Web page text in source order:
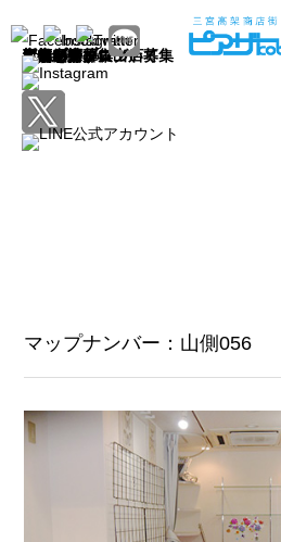
トップ
お知らせ
お店を探す
新店舗
店舗一覧
店舗マップ
店舗紹介ブログ
ピアザ神戸について
イベント
ピアザマルシェ
ピアザの日
ポップアップ出店募集
新規出店募集
マップナンバー：山側056